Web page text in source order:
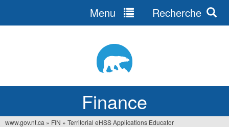
Finance
Menu Recherche
www.gov.nt.ca » FIN » Territorial eHSS Applications Educator